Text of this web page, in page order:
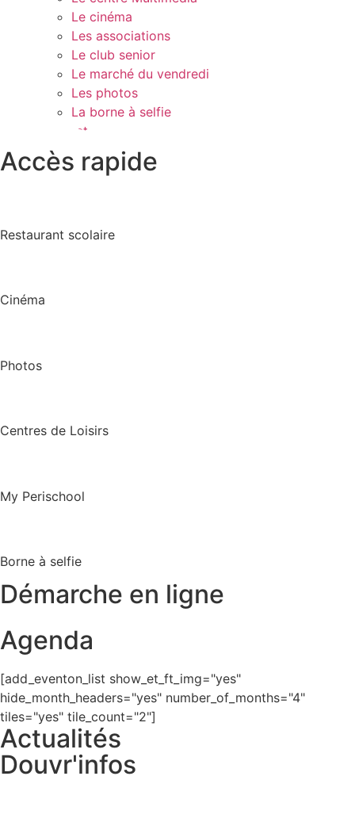
Le cinéma
Les associations
Le club senior
Le marché du vendredi
Les photos
La borne à selfie
Contact
Accès rapide
Restaurant scolaire
Cinéma
Photos
Centres de Loisirs
My Perischool
Borne à selfie
Démarche en ligne
Agenda
[add_eventon_list show_et_ft_img="yes"
hide_month_headers="yes" number_of_months="4"
tiles="yes" tile_count="2"]
Actualités
Douvr'infos